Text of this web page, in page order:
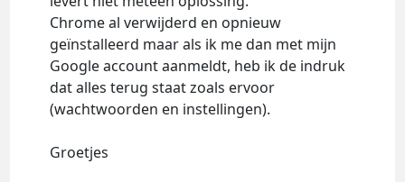
Chrome al verwijderd en opnieuw
geïnstalleerd maar als ik me dan met mijn
Google account aanmeldt, heb ik de indruk
dat alles terug staat zoals ervoor
(wachtwoorden en instellingen).
Groetjes